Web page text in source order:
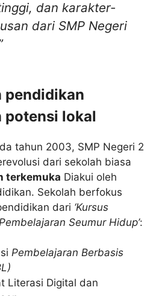
dan karakter-
dari SMP Negeri
pendidikan
potensi lokal
tahun 2003, SMP Negeri 2
dari sekolah biasa
terkemuka Diakui oleh
Sekolah berfokus
dari ‘Kursus
Seumur Hidup’:
Pembelajaran Berbasis
Literasi Digital dan